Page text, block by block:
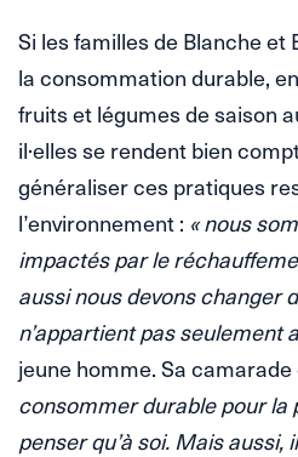
Si les familles de Blanche
la consommation durable,
fruits et légumes de saison
il·elles se rendent bien
généraliser ces pratiques
l’environnement : « nous
impactés par le
aussi nous devons changer
n’appartient pas seulement
jeune homme. Sa
consommer durable pour la
penser qu’à soi. Mais aussi,